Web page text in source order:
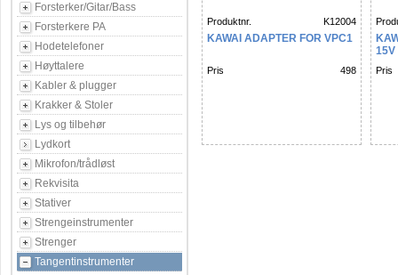
Forsterker/Gitar/Bass
Forsterkere PA
Hodetelefoner
Høyttalere
Kabler & plugger
Krakker & Stoler
Lys og tilbehør
Lydkort
Mikrofon/trådløst
Rekvisita
Stativer
Strengeinstrumenter
Strenger
Tangentinstrumenter
Produktnr. K12004
KAWAI ADAPTER FOR VPC1
Pris 498
15V
Pris